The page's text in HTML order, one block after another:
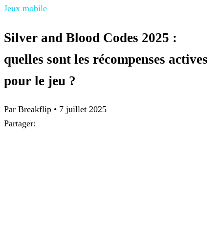
Jeux mobile
Silver and Blood Codes 2025 :
quelles sont les récompenses actives
pour le jeu ?
Par Breakflip • 7 juillet 2025
Partager: